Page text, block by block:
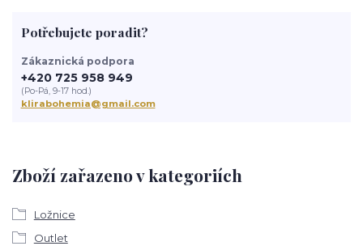
Zboží zařazeno v kategoriích
Ložnice
Outlet
Potřebujete poradit?
Zákaznická podpora
+420 725 958 949
(Po-Pá, 9-17 hod.)
klirabohemia@gmail.com